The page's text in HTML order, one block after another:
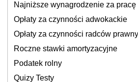
Najniższe wynagrodzenie za pracę
Opłaty za czynności adwokackie
Opłaty za czynności radców
Roczne stawki amortyzacyjne
Podatek rolny
Quizy Testy